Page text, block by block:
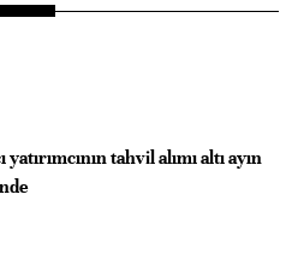
yatırımcının tahvil alımı altı ayın